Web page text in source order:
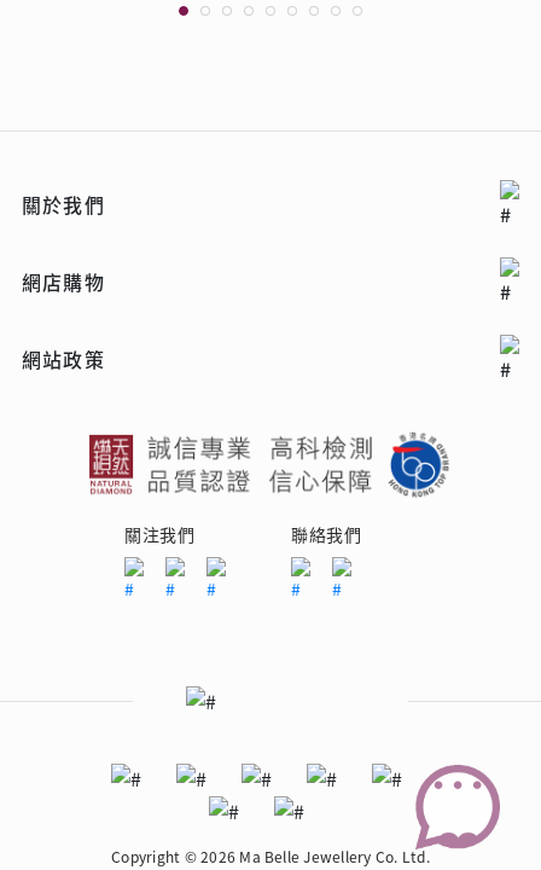
關於我們
網店購物
網站政策
關注我們 聯絡我們
Copyright © 2026 Ma Belle Jewellery Co. Ltd.